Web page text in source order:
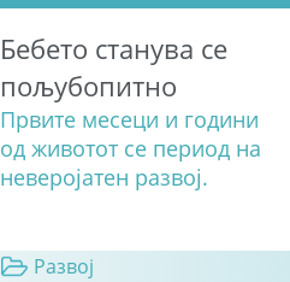
Бебето станува сe
пољубопитно
Првите месеци и години
од животот се период на
неверојатен развој.
Развој